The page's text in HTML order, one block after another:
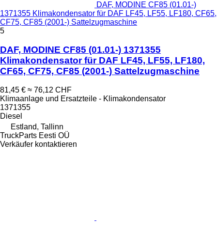
DAF, MODINE CF85 (01.01-)
1371355 Klimakondensator für DAF LF45, LF55, LF180, CF65,
CF75, CF85 (2001-) Sattelzugmaschine
5
DAF, MODINE CF85 (01.01-) 1371355
Klimakondensator für DAF LF45, LF55, LF180,
CF65, CF75, CF85 (2001-) Sattelzugmaschine
81,45 € ≈ 76,12 CHF
Klimaanlage und Ersatzteile - Klimakondensator
1371355
Diesel
Estland, Tallinn
TruckParts Eesti OÜ
Verkäufer kontaktieren